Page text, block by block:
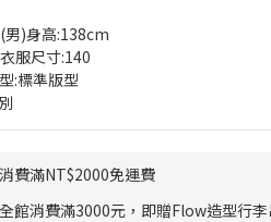
男)身高:138cm
服尺寸:140
:標準版型
費滿NT$2000免運費
館消費滿3000元，即贈Flow造型行李